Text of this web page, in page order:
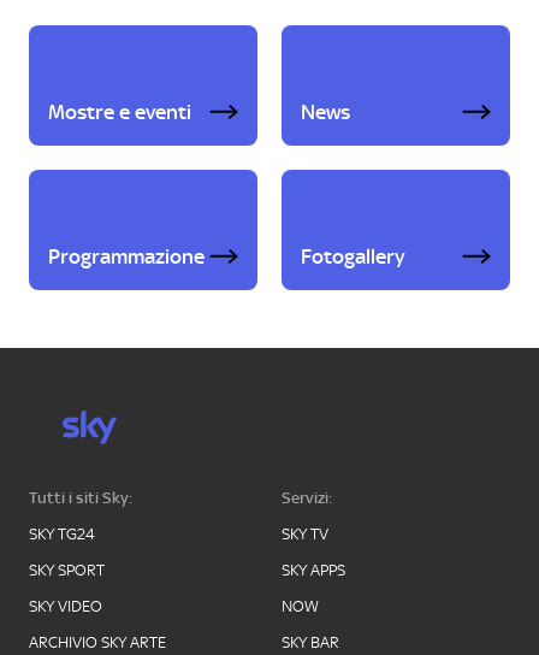
Mostre e eventi News
Programmazione Fotogallery
Tutti i siti Sky:
SKY TG24
SKY SPORT
SKY VIDEO
ARCHIVIO SKY ARTE
Servizi:
SKY TV
SKY APPS
NOW
SKY BAR